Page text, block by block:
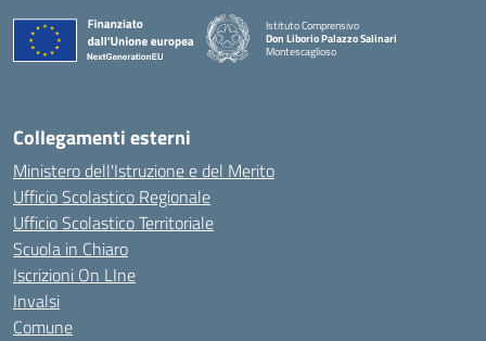
Istituto Comprensivo
Don Liborio Palazzo Salinari
Montescaglioso
Collegamenti esterni
Ministero dell'Istruzione e del Merito
Ufficio Scolastico Regionale
Ufficio Scolastico Territoriale
Scuola in Chiaro
Iscrizioni On LIne
Invalsi
Comune